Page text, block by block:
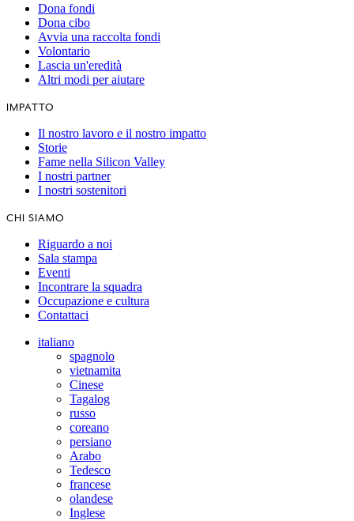
Dona fondi
Dona cibo
Avvia una raccolta fondi
Volontario
Lascia un'eredità
Altri modi per aiutare
IMPATTO
Il nostro lavoro e il nostro impatto
Storie
Fame nella Silicon Valley
I nostri partner
I nostri sostenitori
CHI SIAMO
Riguardo a noi
Sala stampa
Eventi
Incontrare la squadra
Occupazione e cultura
Contattaci
italiano
spagnolo
vietnamita
Cinese
Tagalog
russo
coreano
persiano
Arabo
Tedesco
francese
olandese
Inglese